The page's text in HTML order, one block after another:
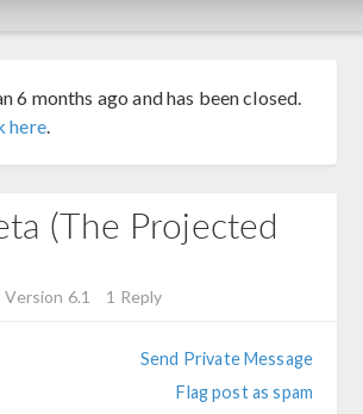
6 months ago and has been closed.
here.
(the Projected
Version 6.1 1 Reply
Send Private Message
Flag post as spam